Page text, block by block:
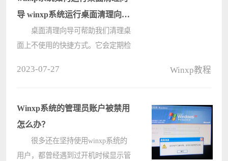
导 winxp系统运行桌面清理向导
操作方法
桌面清理向导可帮助我们清理桌
面上不使用的快捷方式。它会定期检
序的简单方法。那么我们该如何运
行????
2023-07-27 Winxp教程
Winxp系统的管理员账户被禁用
怎么办？
很多还在坚持使用winxp系统的
用户，都曾经遇到过开机时候显示管